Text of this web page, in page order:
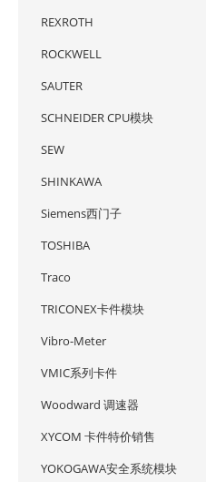
REXROTH
ROCKWELL
SAUTER
SCHNEIDER CPU模块
SEW
SHINKAWA
Siemens西门子
TOSHIBA
Traco
TRICONEX卡件模块
Vibro-Meter
VMIC系列卡件
Woodward 调速器
XYCOM 卡件特价销售
YOKOGAWA安全系统模块